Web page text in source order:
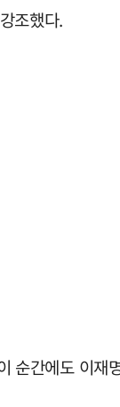
조했다.
순간에도 이재